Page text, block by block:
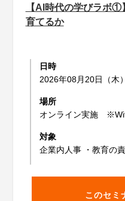
【AI時代の学びラボ①
育てるか
日時
2026年08月20日（木）
場所
オンライン実施
対象
企業内人事 ・教育の
このセミ